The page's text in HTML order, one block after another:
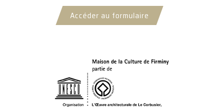
Accéder au formulaire